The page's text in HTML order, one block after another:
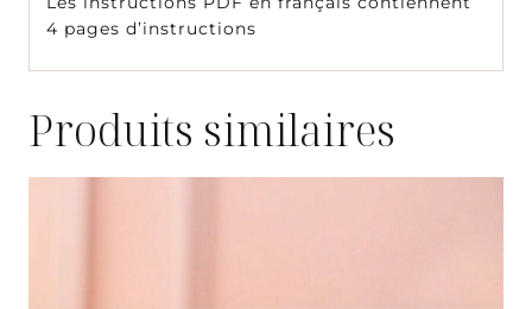
4 pages d’instructions
Produits similaires